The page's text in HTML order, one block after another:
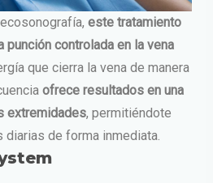
este tratamiento
punción controlada en la vena
que cierra la vena de manera
ofrece resultados en una
extremidades, permitiéndote
de forma inmediata.